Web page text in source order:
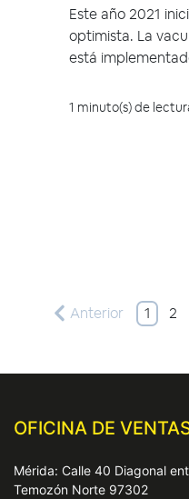
Este año 2021
optimista. La
está
1 minuto(s) de
Anterior 1 2
OFICINA DE
Mérida: Calle 40 Diagonal
Temozón Norte 97302